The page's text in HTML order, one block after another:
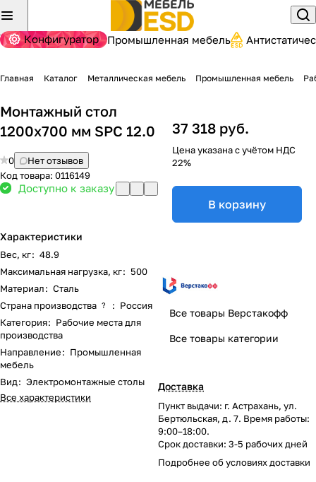
Конфигуратор Промышленная мебель
Главная Каталог Металлическая мебель Промышленная мебель
Монтажный стол
1200x700 мм SPC 12.0
0
Нет отзывов
Код товара: 0116149
Доступно к заказу
Характеристики
Вес, кг: 48.9
Максимальная нагрузка, кг: 500
Материал: Сталь
Страна производства ? : Россия
Категория: Рабочие места для
производства
Направление: Промышленная
мебель
Вид: Электромонтажные столы
Все характеристики
37 318 руб.
Цена указана с учётом НДС
22%
В корзину
Все товары Верстакофф
Все товары категории
Доставка
Пункт выдачи: г. Астрахань, ул.
Бертюльская, д. 7. Время работы:
9:00–18:00.
Срок доставки: 3-5 рабочих дней
Подробнее обусловиях доставки